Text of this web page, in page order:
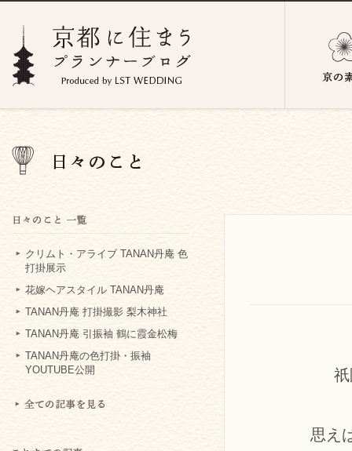
クリムト・アライブ TANAN丹庵 色
打掛展示
花嫁ヘアスタイル TANAN丹庵
TANAN丹庵 打掛撮影 梨木神社
TANAN丹庵 引振袖 鶴に霞金松梅
TANAN丹庵の色打掛・振袖
YOUTUBE公開
思え